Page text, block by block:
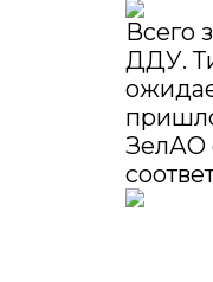
Всего
ДДУ.
ЗелАО